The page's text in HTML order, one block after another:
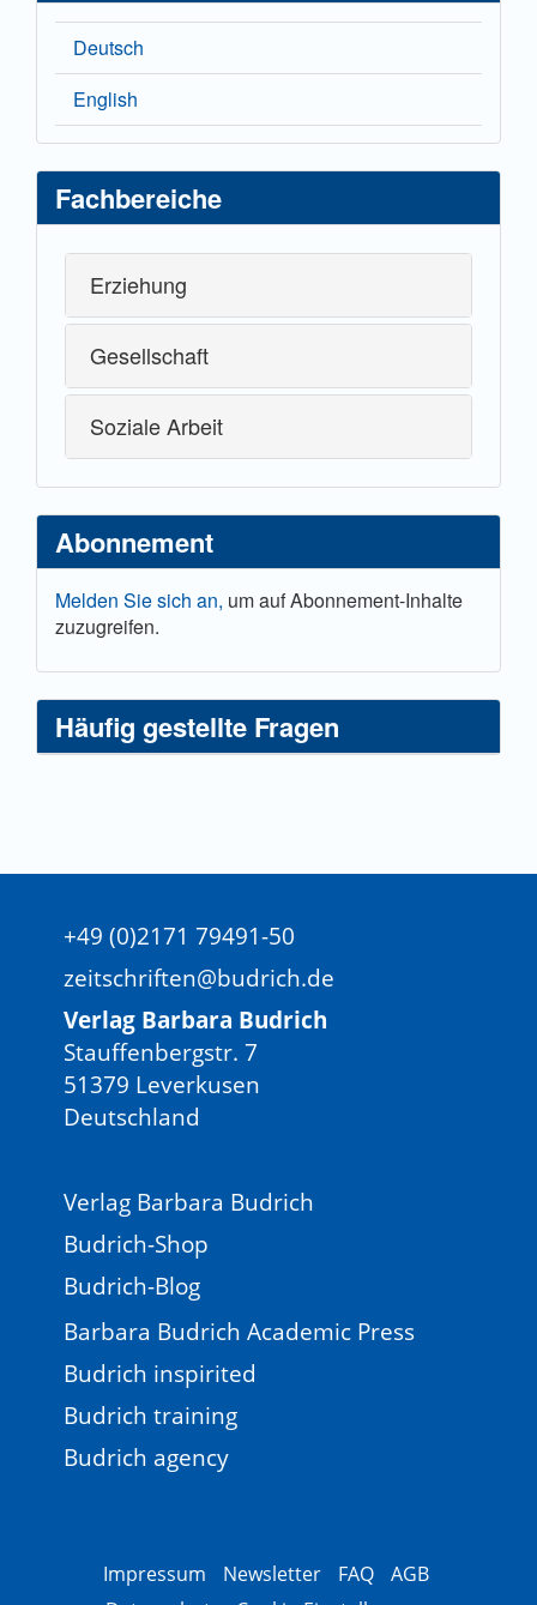
Deutsch
English
Fachbereiche
Erziehung
Gesellschaft
Soziale Arbeit
Abonnement
Melden Sie sich an, um auf Abonnement-Inhalte
zuzugreifen.
Häufig gestellte Fragen
+49 (0)2171 79491-50
zeitschriften@budrich.de
Verlag Barbara Budrich
Stauffenbergstr. 7
51379 Leverkusen
Deutschland
Verlag Barbara Budrich
Budrich-Shop
Budrich-Blog
Barbara Budrich Academic Press
Budrich inspirited
Budrich training
Budrich agency
Impressum Newsletter FAQ
AGB